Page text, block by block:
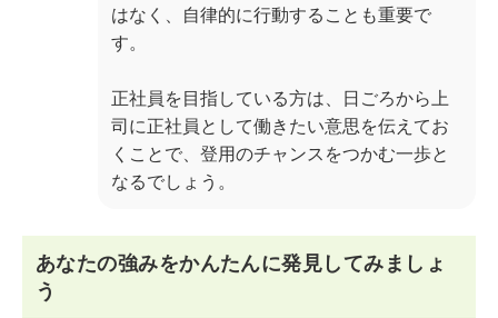
はなく、自律的に行動することも重要で
す。
正社員を目指している方は、日ごろから上
司に正社員として働きたい意思を伝えてお
くことで、登用のチャンスをつかむ一歩と
なるでしょう。
あなたの強みをかんたんに発見してみましょ
う